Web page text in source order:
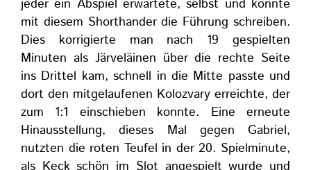
jeder ein Abspiel erwartete, selbst und konnte
mit diesem Shorthander die Führung schreiben.
Dies korrigierte man nach 19 gespielten
Minuten als Järveläinen über die rechte Seite
ins Drittel kam, schnell in die Mitte passte und
dort den mitgelaufenen Kolozvary erreichte, der
zum 1:1 einschieben konnte. Eine erneute
Hinausstellung, dieses Mal gegen Gabriel,
nutzten die roten Teufel in der 20. Spielminute,
als Keck schön im Slot angespielt wurde und